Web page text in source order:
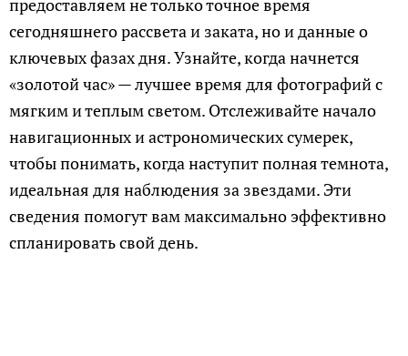
предоставляем не только точное время
сегодняшнего рассвета и заката, но и данные о
ключевых фазах дня. Узнайте, когда начнется
«золотой час» — лучшее время для фотографий с
мягким и теплым светом. Отслеживайте начало
навигационных и астрономических сумерек,
чтобы понимать, когда наступит полная темнота,
идеальная для наблюдения за звездами. Эти
сведения помогут вам максимально эффективно
спланировать свой день.